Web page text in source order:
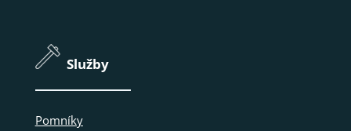
Služby
Pomníky